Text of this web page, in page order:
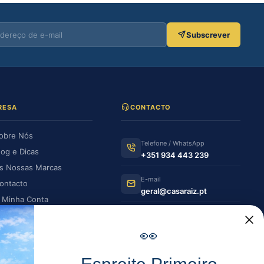
Subscrever
Nós
e Dicas
Nossas Marcas
Minha Conta
Minhas Encomendas
CONTACTO
Telefone / WhatsApp
+351 934 443 239
E-mail
geral@casaraiz.pt
HORÁRIO DE FUNCIONAMENTO
👀